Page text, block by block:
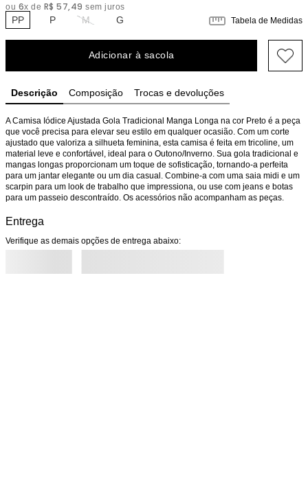
ou 6x de R$ 57,49 sem juros
PP P M G Tabela de Medidas
Adicionar à sacola
Descrição Composição Trocas e devoluções
A Camisa Iódice Ajustada Gola Tradicional Manga Longa na cor Preto é a peça
que você precisa para elevar seu estilo em qualquer ocasião. Com um corte
ajustado que valoriza a silhueta feminina, esta camisa é feita em tricoline, um
material leve e confortável, ideal para o Outono/Inverno. Sua gola tradicional e
mangas longas proporcionam um toque de sofisticação, tornando-a perfeita
para um jantar elegante ou um dia casual. Combine-a com uma saia midi e um
scarpin para um look de trabalho que impressiona, ou use com jeans e botas
para um passeio descontraído. Os acessórios não acompanham as peças.
Entrega
Verifique as demais opções de entrega abaixo: